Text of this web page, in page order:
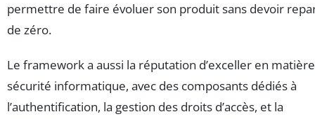
permettre de faire évoluer son produit sans devoir
de zéro.
Le framework a aussi la réputation d’exceller en
sécurité informatique, avec des composants dédiés à
l’authentification, la gestion des droits d’accès, et la